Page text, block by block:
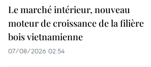
Le marché intérieur, nouveau
moteur de croissance de la filière
bois vietnamienne
07/08/2026 02:54